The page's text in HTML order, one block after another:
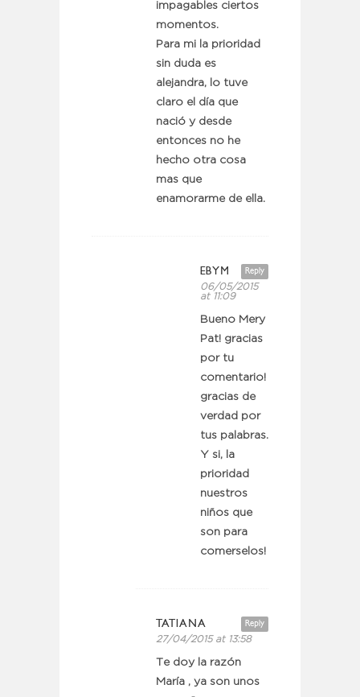
impagables ciertos
momentos.
Para mi la prioridad
sin duda es
alejandra, lo tuve
claro el día que
nació y desde
entonces no he
hecho otra cosa
mas que
enamorarme de ella.
Reply
EBYM
06/05/2015
at 11:09
Bueno Mery
Pat! gracias
por tu
comentario!
gracias de
verdad por
tus palabras.
Y si, la
prioridad
nuestros
niños que
son para
comerselos!
Reply
TATIANA
27/04/2015 at 13:58
Te doy la razón
María , ya son unos